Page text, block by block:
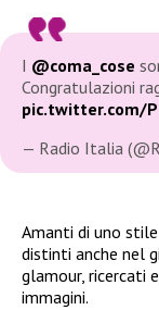
I @coma_cose
Congratulazioni
pic.twitter.com/
— Radio Italia
Amanti di uno
distinti anche nel
glamour, ricercati
immagini.